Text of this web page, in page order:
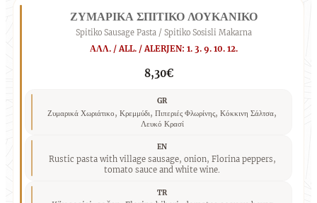
ΖΥΜΑΡΙΚΑ ΣΠΙΤΙΚΟ ΛΟΥΚΑΝΙΚΟ
Spitiko Sausage Pasta / Spitiko Sosisli Makarna
ΑΛΛ. / ALL. / ALERJEN: 1. 3. 9. 10. 12.
8,30€
GR
Ζυμαρικά Χωριάτικο, Κρεμμύδι, Πιπεριές Φλωρίνης, Κόκκινη Σάλτσα,
Λευκό Κρασί
EN
Rustic pasta with village sausage, onion, Florina peppers,
tomato sauce and white wine.
TR